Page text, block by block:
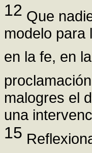
12 Que
modelo para
en la fe, en
malogres el
una
15